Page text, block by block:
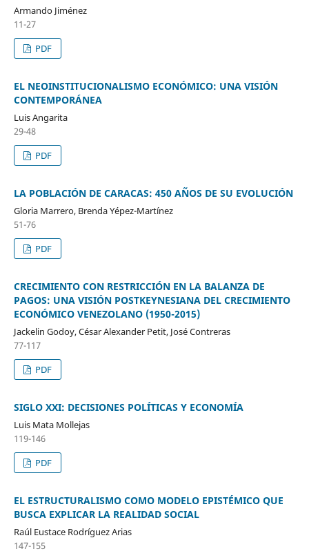
Armando Jiménez
11-27
PDF
EL NEOINSTITUCIONALISMO ECONÓMICO: UNA VISIÓN
CONTEMPORÁNEA
Luis Angarita
29-48
PDF
LA POBLACIÓN DE CARACAS: 450 AÑOS DE SU EVOLUCIÓN
Gloria Marrero, Brenda Yépez-Martínez
51-76
PDF
CRECIMIENTO CON RESTRICCIÓN EN LA BALANZA DE
PAGOS: UNA VISIÓN POSTKEYNESIANA DEL CRECIMIENTO
ECONÓMICO VENEZOLANO (1950-2015)
Jackelin Godoy, César Alexander Petit, José Contreras
77-117
PDF
SIGLO XXI: DECISIONES POLÍTICAS Y ECONOMÍA
Luis Mata Mollejas
119-146
PDF
EL ESTRUCTURALISMO COMO MODELO EPISTÉMICO QUE
BUSCA EXPLICAR LA REALIDAD SOCIAL
Raúl Eustace Rodríguez Arias
147-155